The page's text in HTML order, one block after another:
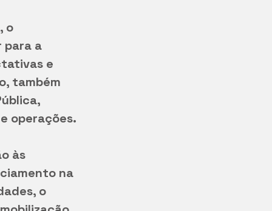
o
para a
e
também
operações.
às
na
o